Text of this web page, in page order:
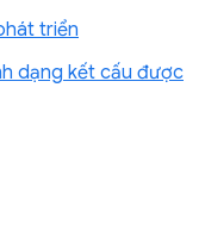
triển
dạng kết cấu được